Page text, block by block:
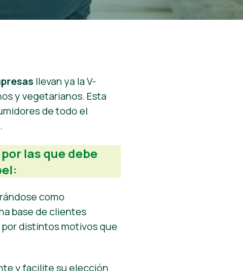
llevan ya la V-
y vegetarianos. Esta
de todo el
las que debe
como
base de clientes
distintos motivos que
y facilite su elección